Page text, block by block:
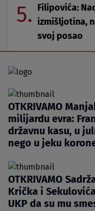
5. Filipovića:
izmišljotina,
svoj posao
OTKRIVAMO
milijardu evra:
državnu kasu, u
nego u jeku
OTKRIVAMO
Krička i
UKP da su mu